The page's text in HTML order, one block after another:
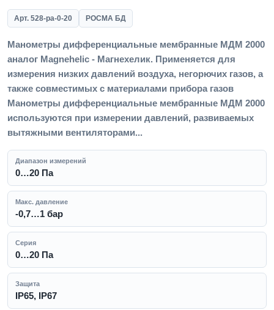
Арт. 528-pa-0-20 РОСМА БД
Манометры дифференциальные мембранные МДМ 2000
аналог Magnehelic - Магнехелик. Применяется для
измерения низких давлений воздуха, негорючих газов, а
также совместимых с материалами прибора газов
Манометры дифференциальные мембранные МДМ 2000
используются при измерении давлений, развиваемых
вытяжными вентиляторами...
Диапазон измерений
0…20 Па
Макс. давление
-0,7…1 бар
Серия
0…20 Па
Защита
IP65, IP67